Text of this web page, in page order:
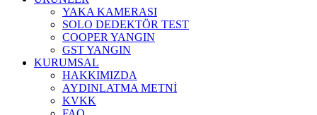
YAKA KAMERASI
SOLO DEDEKTÖR TEST
COOPER YANGIN
GST YANGIN
KURUMSAL
HAKKIMIZDA
AYDINLATMA METNİ
KVKK